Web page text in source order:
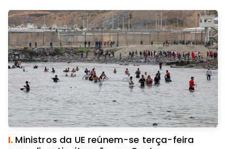
I. Ministros da UE reúnem-se terça-feira